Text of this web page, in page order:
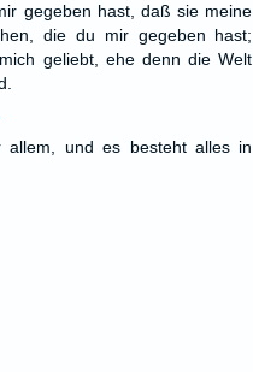
gegeben hast, daß sie meine
die du mir gegeben hast;
geliebt, ehe denn die Welt
allem, und es besteht alles in